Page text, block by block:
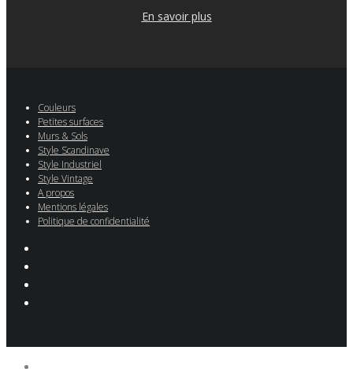
En savoir plus
Couleurs
Petites surfaces
Murs & Sols
Style Scandinave
Style Industriel
Style Vintage
A propos
Mentions légales
Politique de confidentialité